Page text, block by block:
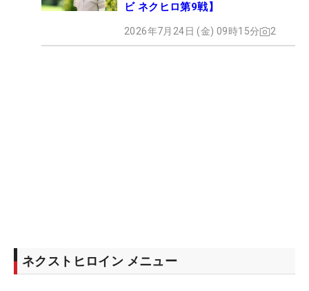
ビ ネクヒロ第9戦】
2026年7月24日 (金) 09時15分 2
ネクストヒロイン メニュー